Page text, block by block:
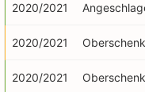
2020/2021
2020/2021
2020/2021